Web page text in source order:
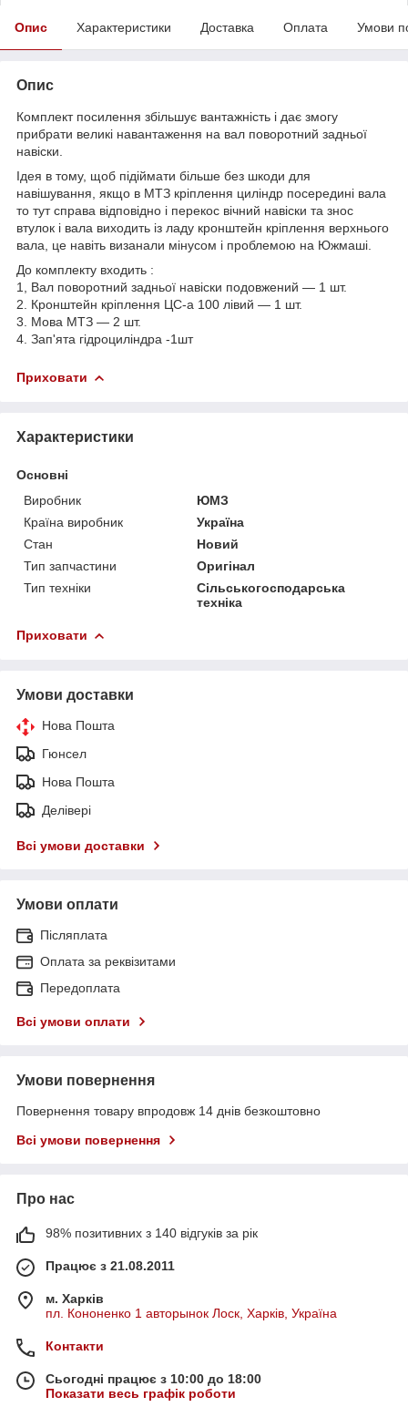
Опис Характеристики Доставка Оплата Умови
Опис
Комплект посилення збільшує вантажність і дає змогу
прибрати великі навантаження на вал поворотний задньої
навіски.
Ідея в тому, щоб підіймати більше без шкоди для
навішування, якщо в МТЗ кріплення циліндр посередині вала
то тут справа відповідно і перекос вічний навіски та знос
втулок і вала виходить із ладу кронштейн кріплення верхнього
вала, це навіть визанали мінусом і проблемою на Южмаші.
До комплекту входить :
1, Вал поворотний задньої навіски подовжений — 1 шт.
2. Кронштейн кріплення ЦС-а 100 лівий — 1 шт.
3. Мова МТЗ — 2 шт.
4. Зап'ята гідроциліндра -1шт
Приховати
Характеристики
Основні
Виробник
ЮМЗ
Країна виробник
Україна
Стан
Новий
Тип запчастини
Оригінал
Тип техніки
Сільськогосподарська
техніка
Приховати
Умови доставки
Нова Пошта
Гюнсел
Нова Пошта
Делівері
Всі умови доставки
Умови оплати
Післяплата
Оплата за реквізитами
Передоплата
Всі умови оплати
Умови повернення
Повернення товару впродовж 14 днів безкоштовно
Всі умови повернення
Про нас
98% позитивних з 140 відгуків за рік
Працює з 21.08.2011
м. Харків
пл. Кононенко 1 авторынок Лоск, Харків, Україна
Контакти
Сьогодні працює з 10:00 до 18:00
Показати весь графік роботи